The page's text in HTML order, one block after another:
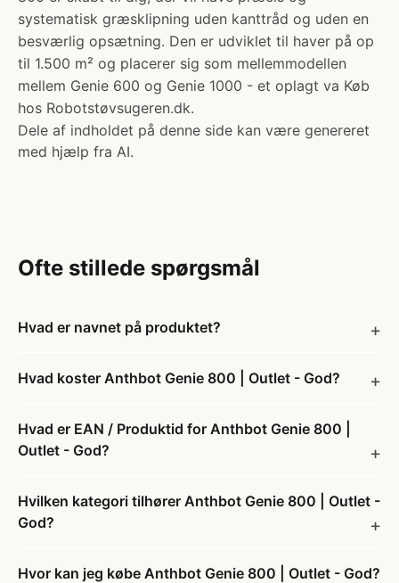
systematisk græsklipning uden kanttråd og uden en
besværlig opsætning. Den er udviklet til haver på op
til 1.500 m² og placerer sig som mellemmodellen
mellem Genie 600 og Genie 1000 - et oplagt va Køb
hos Robotstøvsugeren.dk.
Dele af indholdet på denne side kan være genereret
med hjælp fra AI.
Ofte stillede spørgsmål
Hvad er navnet på produktet?
Hvad koster Anthbot Genie 800 | Outlet - God?
Hvad er EAN / Produktid for Anthbot Genie 800 |
Outlet - God?
Hvilken kategori tilhører Anthbot Genie 800 | Outlet -
God?
Hvor kan jeg købe Anthbot Genie 800 | Outlet - God?